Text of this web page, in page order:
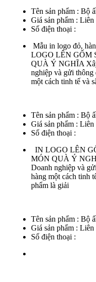
Tên sản phẩm : Bộ
Giá sản phẩm : Liên
Số điện thoại :
Mẫu in logo đỏ,
LOGO LÊN GỐM
QUÀ Ý NGHĨA
nghiệp và gửi thông
một cách tinh tế và
Tên sản phẩm : Bộ
Giá sản phẩm : Liên
Số điện thoại :
IN LOGO LÊN
MÓN QUÀ Ý
Doanh nghiệp và
hàng một cách tinh
phẩm là giải
Tên sản phẩm : Bộ
Giá sản phẩm : Liên
Số điện thoại :